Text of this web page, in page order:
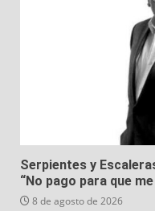
Serpientes y
“No pago para que
8 de agosto de 2026